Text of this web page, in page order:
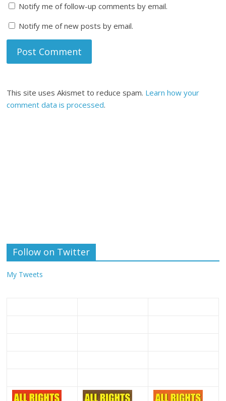
Notify me of follow-up comments by email.
Notify me of new posts by email.
This site uses Akismet to reduce spam. Learn how your
comment data is processed.
Follow on Twitter
My Tweets